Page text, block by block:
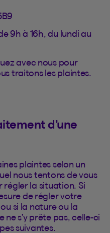
9h à 16h, du lundi au
avec nous pour
traitons les plaintes.
d’une
plaintes selon un
nous tentons de vous
régler la situation. Si
de régler votre
si la nature ou la
s’y prête pas, celle-ci
suivantes.